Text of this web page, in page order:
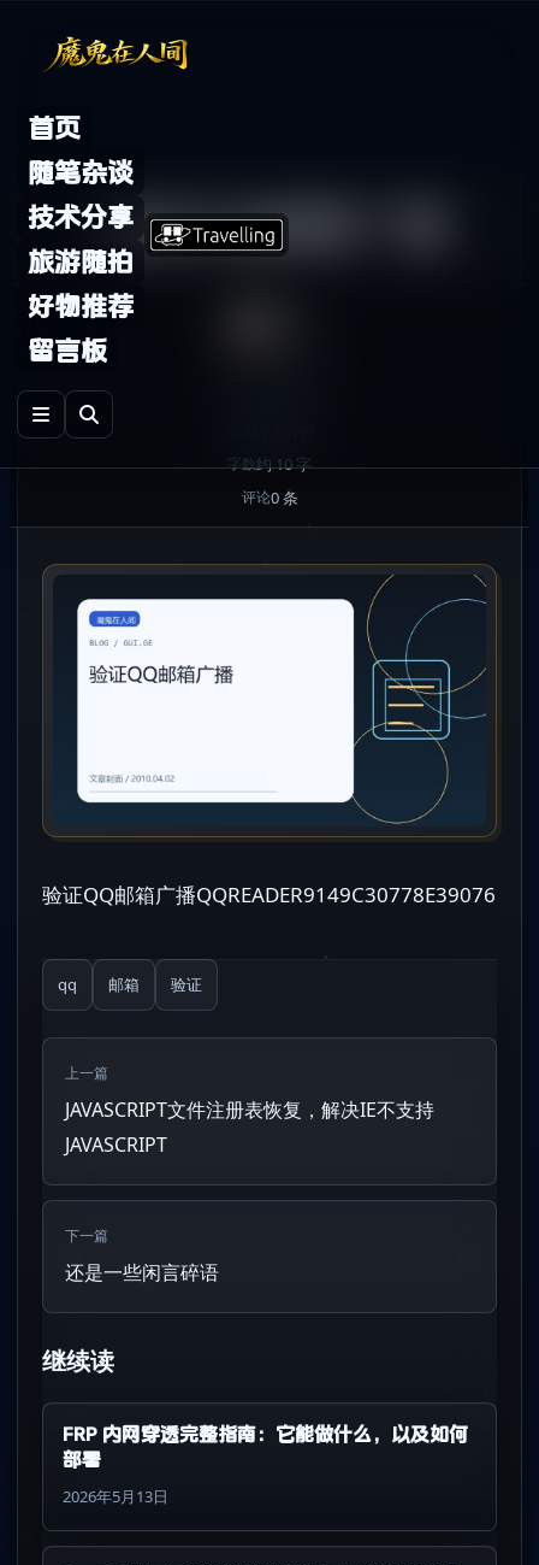
首页
随笔杂谈
技术分享
旅游随拍
好物推荐
留言板
验证QQ邮箱广播
字数约 10 字
评论0 条
验证QQ邮箱广播QQREADER9149C30778E39076
qq 邮箱 验证
上一篇
JAVASCRIPT文件注册表恢复，解决IE不支持
JAVASCRIPT
下一篇
还是一些闲言碎语
继续读
FRP 内网穿透完整指南：它能做什么，以及如何
部署
2026年5月13日